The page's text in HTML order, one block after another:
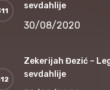
sevdahlije
30/08/2020
Zekerijah Đezić –
sevdahlije